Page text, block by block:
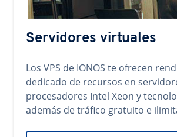
Servidores virtuales
Los VPS de IONOS te ofrecen
dedicado de recursos en
procesadores Intel Xeon y
además de tráfico gratuito e